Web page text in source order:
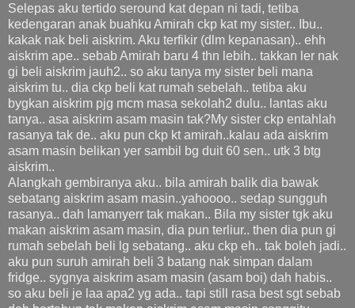
Selepas aku tertido seround kat depan ni tadi, tetiba
kedengaran anak buahku Amirah ckp kat my sister.. Ibu..
kakak nak beli aiskrim. Aku terfikir (dlm kepanasan).. ehh
aiskrim ape.. sebab Amirah baru 4 thn lebih.. takkan ler nak
gi beli aiskrim jauh2.. so aku tanya my sister beli mana
aiskrim tu.. dia ckp beli kat rumah sebelah.. tetiba aku
bygkan aiskrim pjg mcm masa sekolah2 dulu.. lantas aku
tanya.. asa aiskrim asam masin tak?My sister ckp entahlah
rasanya tak de.. aku pun ckp kt amirah..kalau ada aiskrim
asam masin belikan yer sambil bg duit 60 sen.. utk 3 btg
aiskrim..
Alangkah gembiranya aku.. bila amirah balik dia bawak
sebatang aiskrim asam masin..yahoooo.. sedap sungguh
rasanya.. dah lamanyerr tak makan.. Bila my sister tgk aku
makan aiskrim asam masin, dia pun terliur.. then dia pun gi
rumah sebelah beli lg sebatang.. aku ckp eh.. tak boleh jadi..
aku pun suruh amirah beli 3 batang nak simpan dalam
fridge.. sygnya aiskrim asam masin (asam boi) dah habis..
so aku beli je laa apa2 yg ada.. tapi still rasa best sgt sebab